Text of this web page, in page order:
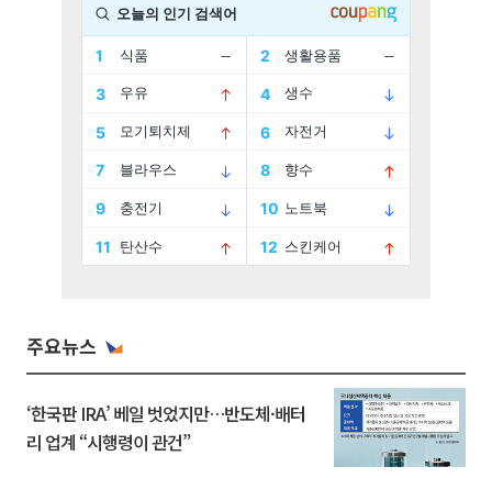
주요뉴스
‘한국판 IRA’ 베일 벗었지만…반도체·배터
리 업계 “시행령이 관건”